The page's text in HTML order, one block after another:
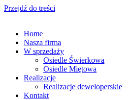
Przejdź do treści
Home
Nasza firma
W sprzedaży
Osiedle Świerkowa
Osiedle Miętowa
Realizacje
Realizacje deweloperskie
Kontakt